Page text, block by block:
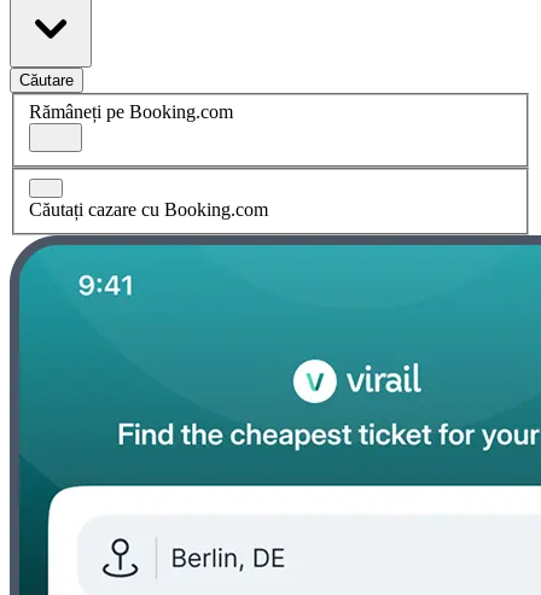
Căutare
Rămâneți pe Booking.com
Căutați cazare cu Booking.com